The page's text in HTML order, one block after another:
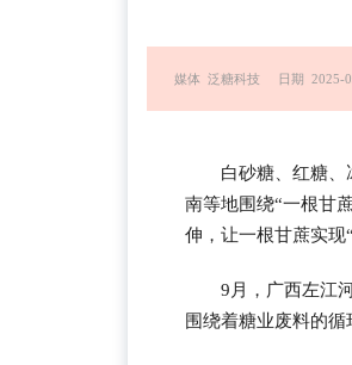
媒体 泛糖科技 日期 2025-
白砂糖、红糖
南等地围绕“一根甘
伸，让一根甘蔗实现
9月，广西左江
围绕着糖业废料的循